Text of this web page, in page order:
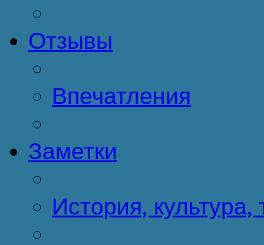
Отзывы
Впечатления
Заметки
История, культура,